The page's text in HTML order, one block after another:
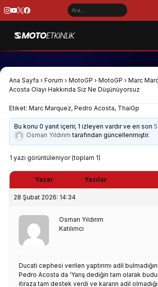
Ana Sayfa › Forum › MotoGP › MotoGP › Marc
Acosta Olayı Hakkında Siz Ne Düşünüyorsuz
Etiket: Marc Marquez, Pedro Acosta, ThaiGp
Bu konu 0 yanıt içerir, 1 izleyen vardır ve en son
Osman Yıldırım tarafından güncellenmiştir.
1 yazı görüntüleniyor (toplam 1)
Yazar Yazılar
28 Şubat 2026: 14:34
Osman Yıldırım
Katılımcı
Ducati cephesi verilen yaptırımı adil
Pedro Acosta da ‘Yarış dediğin tam olarak
itiraza tam destek verdi ve kararın adil